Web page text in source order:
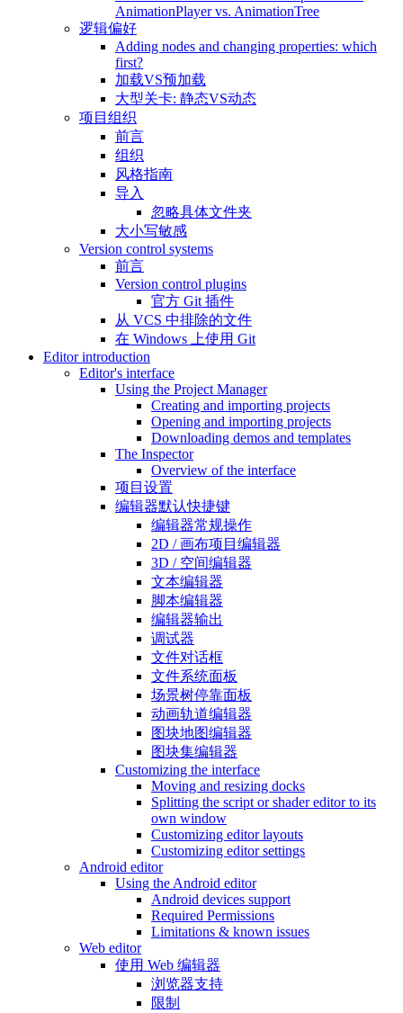
AnimationPlayer vs. AnimationTree
逻辑偏好
Adding nodes and changing properties: which
first?
加载VS预加载
大型关卡: 静态VS动态
项目组织
前言
组织
风格指南
导入
忽略具体文件夹
大小写敏感
Version control systems
前言
Version control plugins
官方 Git 插件
从 VCS 中排除的文件
在 Windows 上使用 Git
Editor introduction
Editor's interface
Using the Project Manager
Creating and importing projects
Opening and importing projects
Downloading demos and templates
The Inspector
Overview of the interface
项目设置
编辑器默认快捷键
编辑器常规操作
2D / 画布项目编辑器
3D / 空间编辑器
文本编辑器
脚本编辑器
编辑器输出
调试器
文件对话框
文件系统面板
场景树停靠面板
动画轨道编辑器
图块地图编辑器
图块集编辑器
Customizing the interface
Moving and resizing docks
Splitting the script or shader editor to its
own window
Customizing editor layouts
Customizing editor settings
Android editor
Using the Android editor
Android devices support
Required Permissions
Limitations & known issues
Web editor
使用 Web 编辑器
浏览器支持
限制